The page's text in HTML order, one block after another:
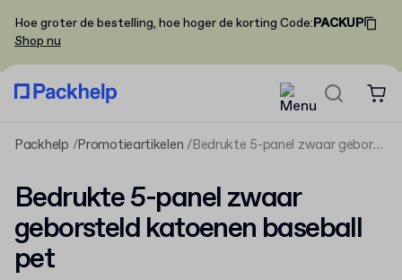
Hoe groter de bestelling, hoe hoger de korting Code:PACKUP
Shop nu
Packhelp Promotieartikelen Bedrukte 5-panel zwaar geborsteld katoenen baseball pet
Bedrukte 5-panel zwaar
geborsteld katoenen baseball
pet